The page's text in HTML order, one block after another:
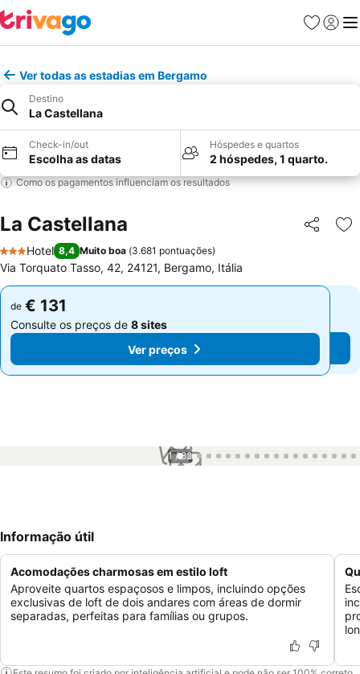
Favoritos
Iniciar
Ver todas as estadias em Bergamo
Destino
La Castellana
Check-in/out
Escolha as datas
Hóspedes e quartos
2 hóspedes, 1 quarto.
Como os pagamentos influenciam os resultados
La Castellana Partilhar
3 Estrelas
Hotel 8,4 Muito boa (3.681 pontuações)
Via Torquato Tasso, 42, 24121, Bergamo, Itália
de € 131
Consulte os preços de 8 sites
Ver preços
de € 131
Consulte os preços de 8 sites
Ver preços
1 / 82
Informação útil
Acomodações charmosas em estilo loft
Aproveite quartos espaçosos e limpos, incluindo opções
exclusivas de loft de dois andares com áreas de dormir
separadas, perfeitas para famílias ou grupos.